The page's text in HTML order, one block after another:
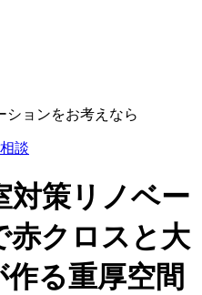
ションをお考えなら
談
対策リノベー
赤クロスと大
る重厚空間